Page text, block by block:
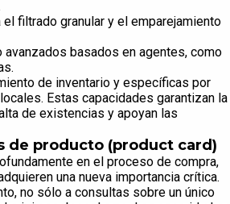
filtrado granular y el emparejamiento
basados en agentes, como
de inventario y específicas por
Estas capacidades garantizan la
de existencias y apoyan las
de producto (product card)
en el proceso de compra,
una nueva importancia crítica.
no sólo a consultas sobre un único